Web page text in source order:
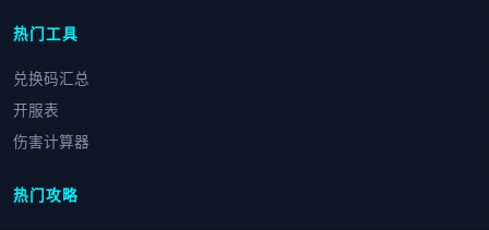
热门工具
兑换码汇总
开服表
伤害计算器
热门攻略